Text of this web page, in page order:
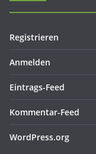
Registrieren
Anmelden
Eintrags-Feed
Kommentar-Feed
WordPress.org